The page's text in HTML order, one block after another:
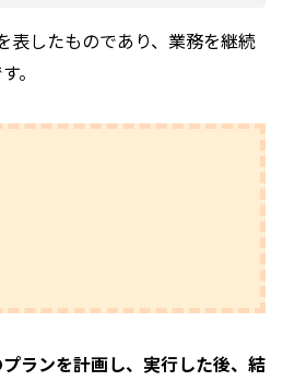
表したものであり、業務を継続
。
プランを計画し、実行した後、結